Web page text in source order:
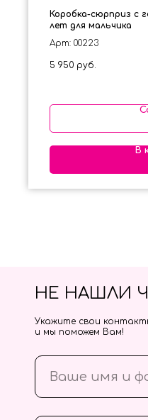
Коробка-сюрприз с
лет для мальчика
Арт: 00223
5 950 руб.
В
НЕ НАШЛИ
Укажите свои
и мы поможем Вам!